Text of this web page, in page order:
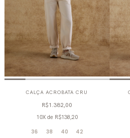
CALÇA ACROBATA CRU
R$1.382,00
10X de R$138,20
36 38 40 42